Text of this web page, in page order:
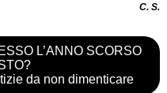
C. S.
L’ANNO SCORSO
da non dimenticare